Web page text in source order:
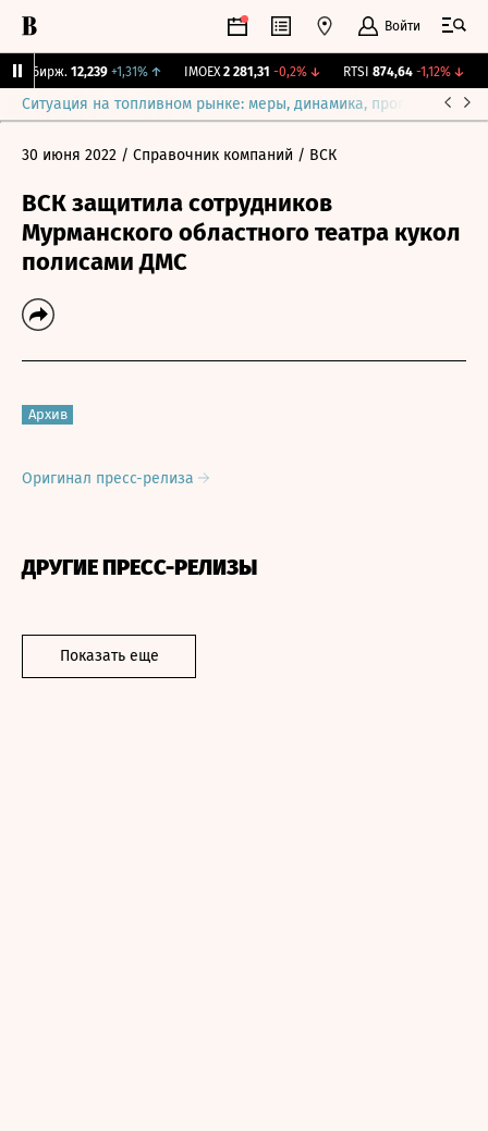
Войти
Бирж. 12,239 +1,31% ↑ IMOEX 2 281,31 -0,2%↓ RTSI 874,64 -1,12%↓
Ситуация на топливном рынке: меры, динамика, прогнозы
30 июня 2022 / Справочник компаний / ВСК
ВСК защитила сотрудников
Мурманского областного театра кукол
полисами ДМС
Архив
Оригинал пресс-релиза
ДРУГИЕ ПРЕСС-РЕЛИЗЫ
Показать еще